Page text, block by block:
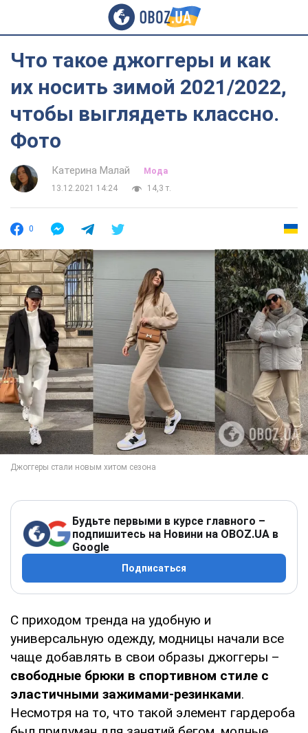
Что такое джоггеры и как
их носить зимой 2021/2022,
чтобы выглядеть классно.
Фото
Катерина Малай
Мода
13.12.2021 14:24
14,3 т.
0
Будьте первыми в курсе главного –
подпишитесь на Новини на OBOZ.UA в
Google
Подписаться
С приходом тренда на удобную и
универсальную одежду, модницы начали все
чаще добавлять в свои образы джоггеры –
свободные брюки в спортивном стиле с
эластичными зажимами-резинками.
Несмотря на то, что такой элемент гардероба